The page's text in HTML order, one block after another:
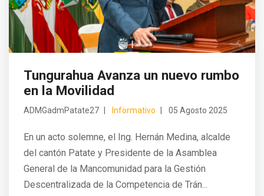
Tungurahua Avanza un nuevo rumbo
en la Movilidad
ADMGadmPatate27 Informativo 05 Agosto 2025
En un acto solemne, el Ing. Hernán Medina, alcalde
del cantón Patate y Presidente de la Asamblea
General de la Mancomunidad para la Gestión
Descentralizada de la Competencia de Trán...